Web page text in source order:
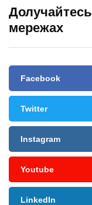
мережах
Facebook
Twitter
Instagram
Youtube
LinkedIn